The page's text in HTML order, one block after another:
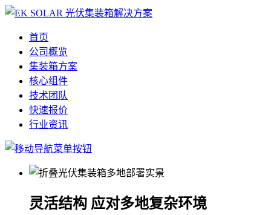
首页
公司概览
集装箱方案
核心组件
技术团队
快速报价
行业资讯
灵活结构 应对多地复杂环境